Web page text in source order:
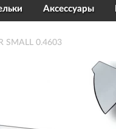
Aксессуары
SMALL 0.4603